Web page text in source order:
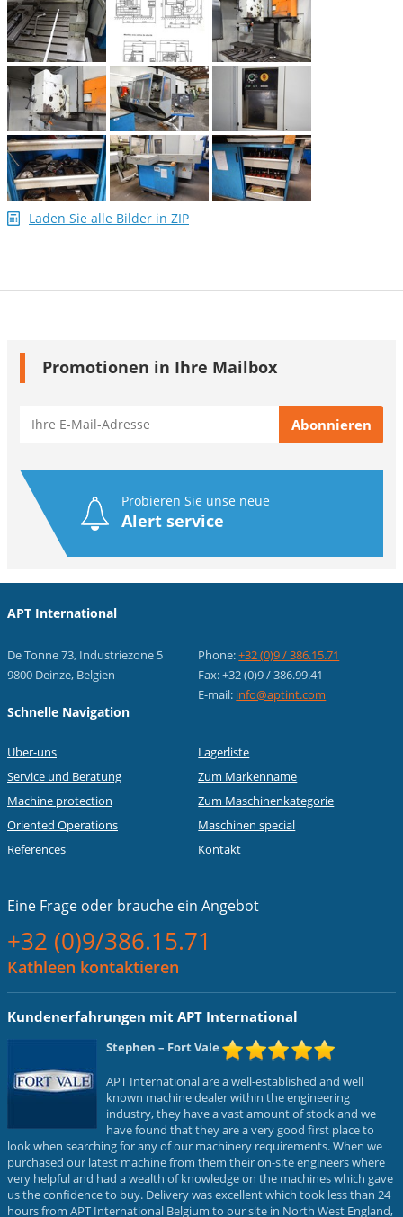
Laden Sie alle Bilder in ZIP
Promotionen in Ihre Mailbox
Probieren Sie unse neue
Alert service
APT International
De Tonne 73, Industriezone 5
9800 Deinze, Belgien
Phone:+32 (0)9 / 386.15.71
Fax: +32 (0)9 / 386.99.41
E-mail: info@aptint.com
Schnelle Navigation
Über-uns
Service und Beratung
Machine protection
Oriented Operations
References
Lagerliste
Zum Markenname
Zum Maschinenkategorie
Maschinen special
Kontakt
Eine Frage oder brauche ein Angebot
+32 (0)9/386.15.71
Kathleen kontaktieren
Kundenerfahrungen mit APT International
Stephen – Fort Vale
APT International are a well-established and well
known machine dealer within the engineering
industry, they have a vast amount of stock and we
have found that they are a very good first place to
look when searching for any of our machinery requirements. When we
purchased our latest machine from them their on-site engineers where
very helpful and had a wealth of knowledge on the machines which gave
us the confidence to buy. Delivery was excellent which took less than 24
hours from APT International Belgium to our site in North West England,